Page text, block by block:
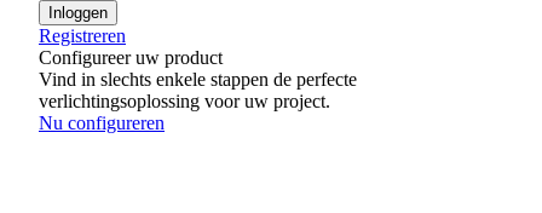
Inloggen
Registreren
Configureer uw product
Vind in slechts enkele stappen de perfecte
verlichtingsoplossing voor uw project.
Nu configureren